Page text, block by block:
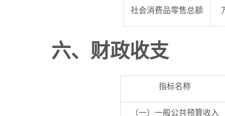
社会消费品零售总额
六、财政收支
指标名称
（一）一般公共预算收入